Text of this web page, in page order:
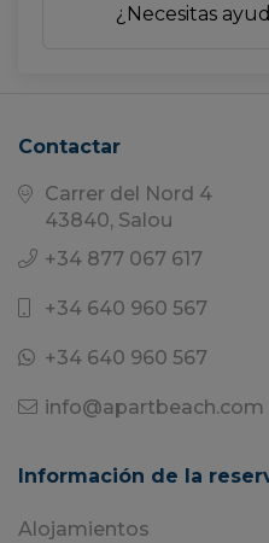
¿Necesitas
Contactar
Carrer del Nord 4
43840, Salou
+34 877 067 617
+34 640 960 567
+34 640 960 567
info@apartbeach.com
Información de la
Alojamientos